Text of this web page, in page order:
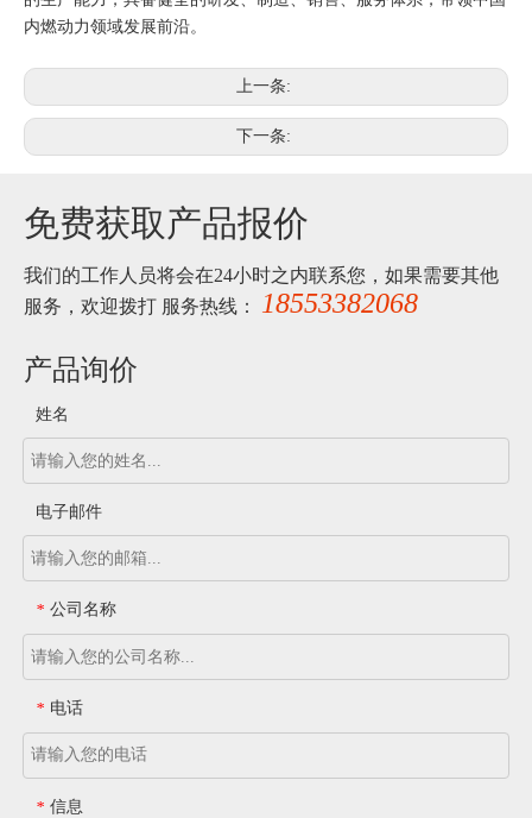
内燃动力领域发展前沿。
上一条:
下一条:
免费获取产品报价
我们的工作人员将会在24小时之内联系您，如果需要其他
服务，欢迎拨打 服务热线：
18553382068
产品询价
姓名
电子邮件
* 公司名称
* 电话
* 信息